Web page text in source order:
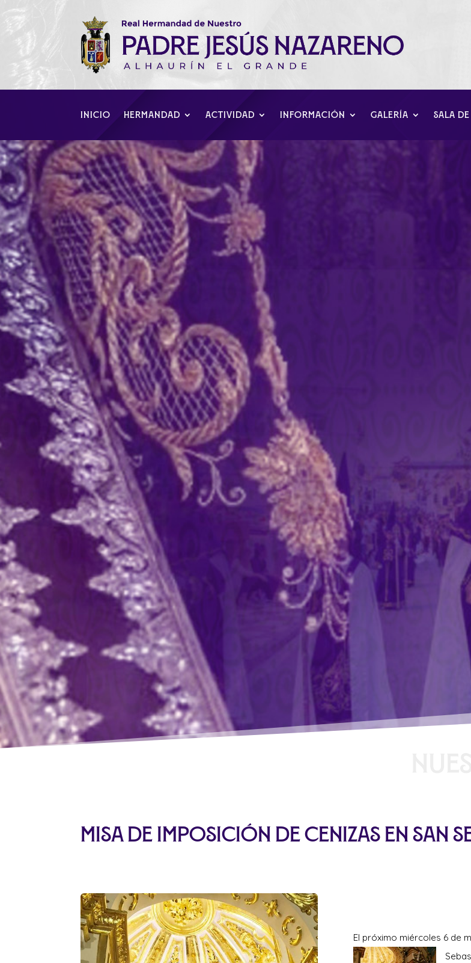
INICIO HERMANDAD ACTIVIDAD INFORMACIÓN GALERÍA SALA
Misa de Imposición de Cenizas
Misa de Imposición de Cenizas en San
El próximo miércoles 6 de